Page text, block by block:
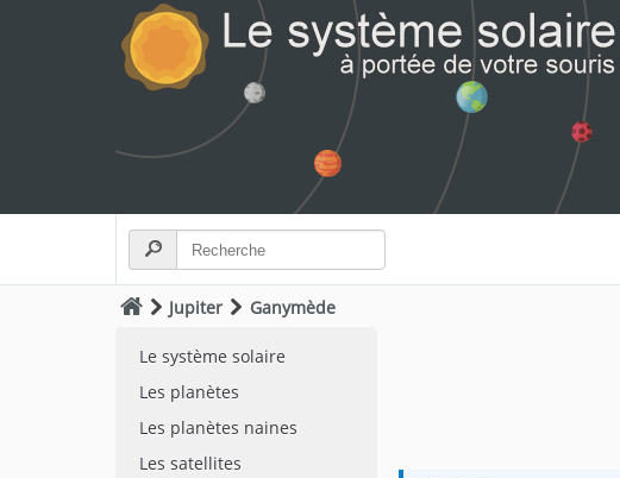
Jupiter Ganymède
Le système solaire
Les planètes
Les planètes naines
Les satellites